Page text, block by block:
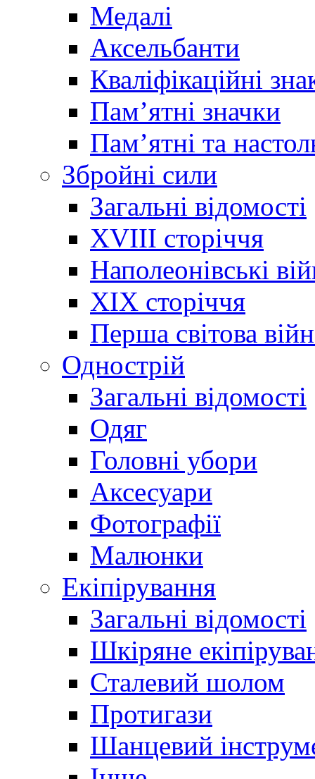
Медалі
Аксельбанти
Кваліфікаційні
Памʼятні значки
Памʼятні та
Збройні сили
Загальні відомості
XVIII сторіччя
Наполеонівські
XIX сторіччя
Перша світова
Однострій
Загальні відомості
Одяг
Головні убори
Аксесуари
Фотографії
Малюнки
Екіпірування
Загальні відомості
Шкіряне
Сталевий шолом
Протигази
Шанцевий